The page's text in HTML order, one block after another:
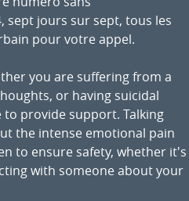
sept jours sur sept, tous les
pour votre appel.
you are suffering from a
or having suicidal
provide support. Talking
the intense emotional pain
to ensure safety, whether it's
with someone about your